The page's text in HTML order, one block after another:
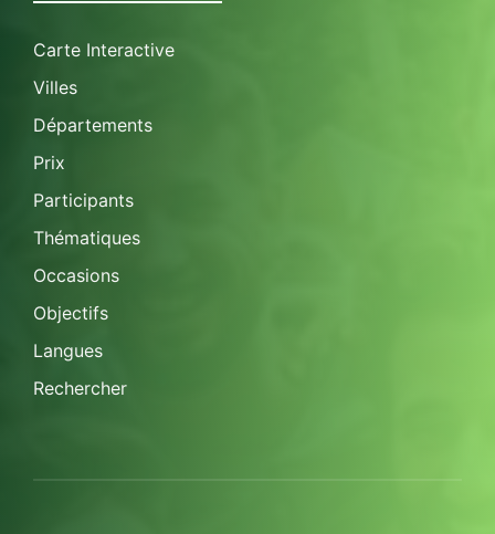
Carte Interactive
Villes
Départements
Prix
Participants
Thématiques
Occasions
Objectifs
Langues
Rechercher